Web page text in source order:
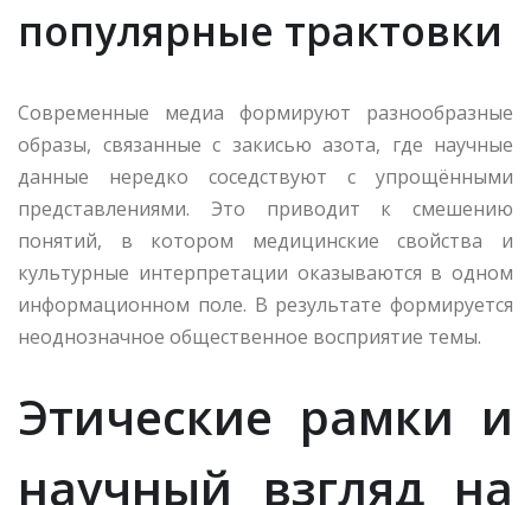
популярные трактовки
Современные медиа формируют разнообразные
образы, связанные с закисью азота, где научные
данные нередко соседствуют с упрощёнными
представлениями. Это приводит к смешению
понятий, в котором медицинские свойства и
культурные интерпретации оказываются в одном
информационном поле. В результате формируется
неоднозначное общественное восприятие темы.
Этические рамки и
научный взгляд на